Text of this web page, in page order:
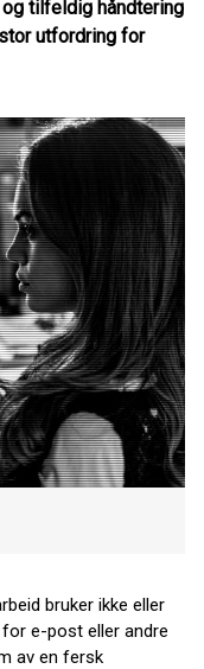
tilfeldig håndtering
utfordring for
bruker ikke eller
e-post eller andre
av en fersk